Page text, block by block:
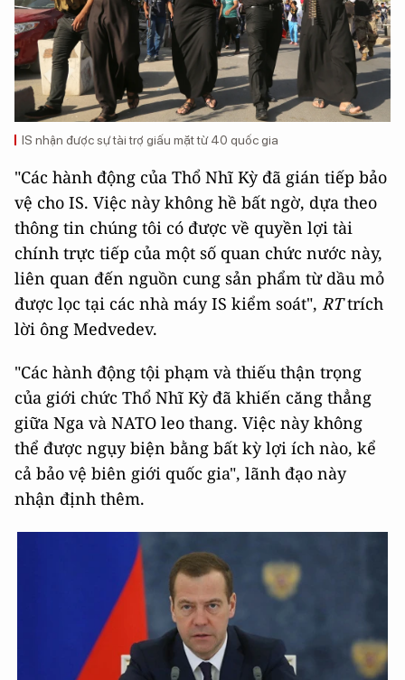
IS nhận được sự tài trợ giấu mặt từ 40 quốc gia
"Các hành động của Thổ Nhĩ Kỳ đã gián tiếp bảo
vệ cho IS. Việc này không hề bất ngờ, dựa theo
thông tin chúng tôi có được về quyền lợi tài
chính trực tiếp của một số quan chức nước này,
liên quan đến nguồn cung sản phẩm từ dầu mỏ
được lọc tại các nhà máy IS kiểm soát", RTtrích
lời ông Medvedev.
"Các hành động tội phạm và thiếu thận trọng
của giới chức Thổ Nhĩ Kỳ đã khiến căng thẳng
giữa Nga và NATO leo thang. Việc này không
thể được ngụy biện bằng bất kỳ lợi ích nào, kể
cả bảo vệ biên giới quốc gia", lãnh đạo này
nhận định thêm.